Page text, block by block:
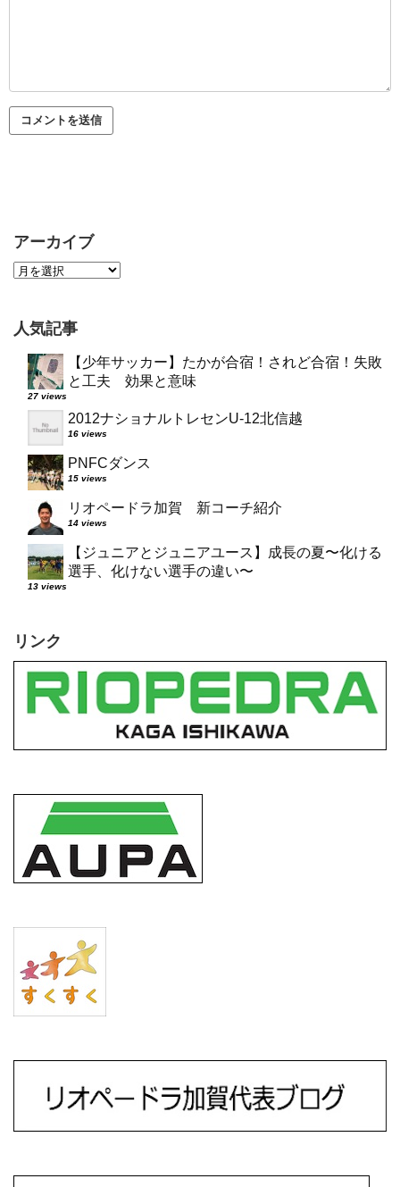
アーカイブ
人気記事
【少年サッカー】たかが合宿！されど合宿！失敗
と工夫 効果と意味
27 views
2012ナショナルトレセンU-12北信越
16 views
PNFCダンス
15 views
リオペードラ加賀 新コーチ紹介
14 views
【ジュニアとジュニアユース】成長の夏〜化ける
選手、化けない選手の違い〜
13 views
リンク